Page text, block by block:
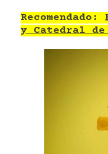
Recomendado:
y Catedral